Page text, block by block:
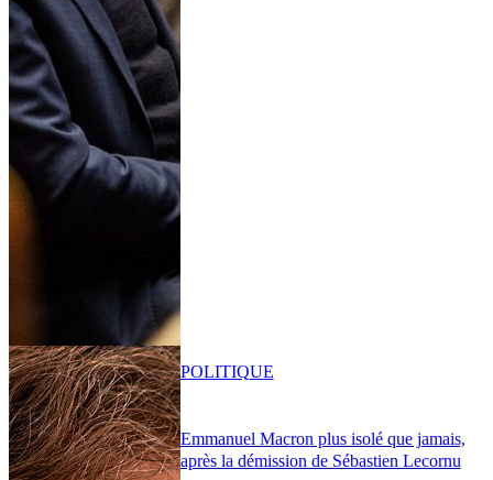
Emmanuel Macron plus isolé que jamais,
après la démission de Sébastien Lecornu
POLITIQUE